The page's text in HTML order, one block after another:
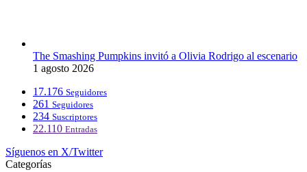
The Smashing Pumpkins invitó a Olivia Rodrigo al escenario
1 agosto 2026
17.176 Seguidores
261 Seguidores
234 Suscriptores
22.110 Entradas
Síguenos en X/Twitter
Categorías